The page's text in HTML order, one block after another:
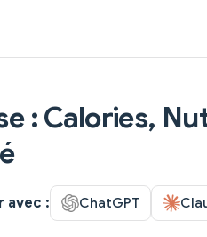
: Calories,
avec : ChatGPT